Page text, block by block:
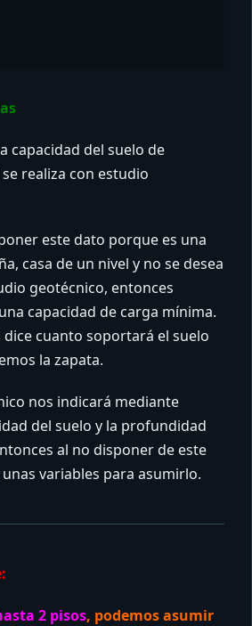
capacidad del suelo de
realiza con estudio
este dato porque es una
casa de un nivel y no se desea
geotécnico, entonces
capacidad de carga mínima.
dice cuanto soportará el suelo
la zapata.
nos indicará mediante
del suelo y la profundidad
al no disponer de este
variables para asumirlo.
2 pisos, podemos asumir